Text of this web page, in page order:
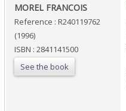
‎MOREL FRANCOIS‎
Reference : R240119762
(1996)
ISBN : 2841141500
See the book